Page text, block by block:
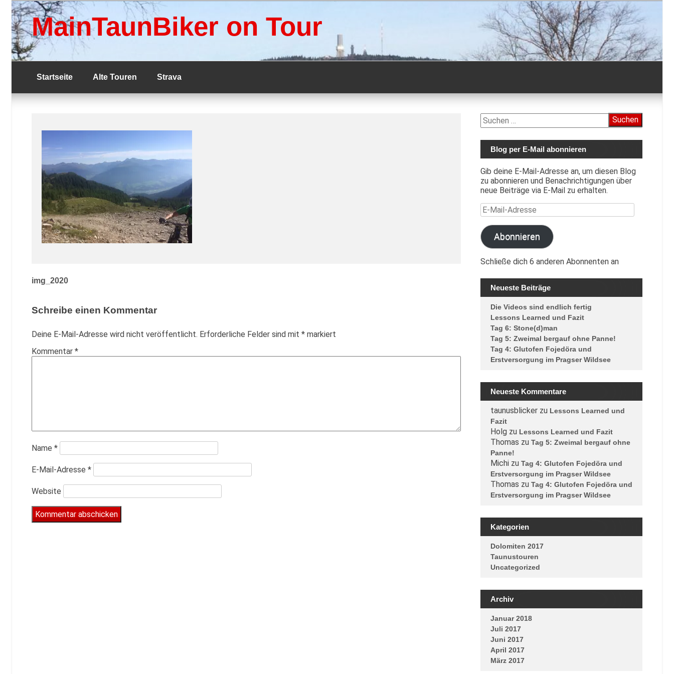
Skip
to
contentMainTaunBiker on Tour
Startseite Alte Touren Strava
Beitragsnavigation
img_2020
Schreibe einen Kommentar
Deine E-Mail-Adresse wird nicht veröffentlicht. Erforderliche Felder sind mit * markiert
Kommentar *
Name *
E-Mail-Adresse *
Website
Suchen
nach:
Blog per E-Mail abonnieren
Gib deine E-Mail-Adresse an, um diesen Blog
zu abonnieren und Benachrichtigungen über
neue Beiträge via E-Mail zu erhalten.
E-Mail-Adresse
Abonnieren
Schließe dich 6 anderen Abonnenten an
Neueste Beiträge
Die Videos sind endlich fertig
Lessons Learned und Fazit
Tag 6: Stone(d)man
Tag 5: Zweimal bergauf ohne Panne!
Tag 4: Glutofen Fojedöra und
Erstversorgung im Pragser Wildsee
Neueste Kommentare
taunusblickerzu Lessons Learned und
Fazit
Holg zu Lessons Learned und Fazit
Thomas zu Tag 5: Zweimal bergauf ohne
Panne!
Michizu Tag 4: Glutofen Fojedöra und
Erstversorgung im Pragser Wildsee
Thomas zu Tag 4: Glutofen Fojedöra und
Erstversorgung im Pragser Wildsee
Kategorien
Dolomiten 2017
Taunustouren
Uncategorized
Archiv
Januar 2018
Juli 2017
Juni 2017
April 2017
März 2017